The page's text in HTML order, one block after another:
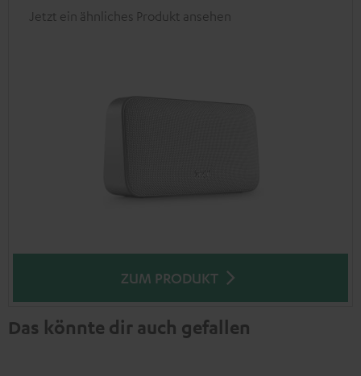
Jetzt ein ähnliches Produkt ansehen
ZUM PRODUKT
Das könnte dir auch gefallen